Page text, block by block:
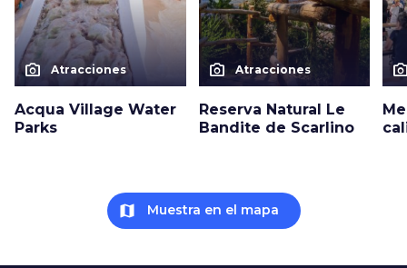
photo_camera Atracciones
Acqua Village Water
Parks
photo_camera Atracciones
Reserva Natural Le
Bandite de Scarlino
map Muestra en el mapa